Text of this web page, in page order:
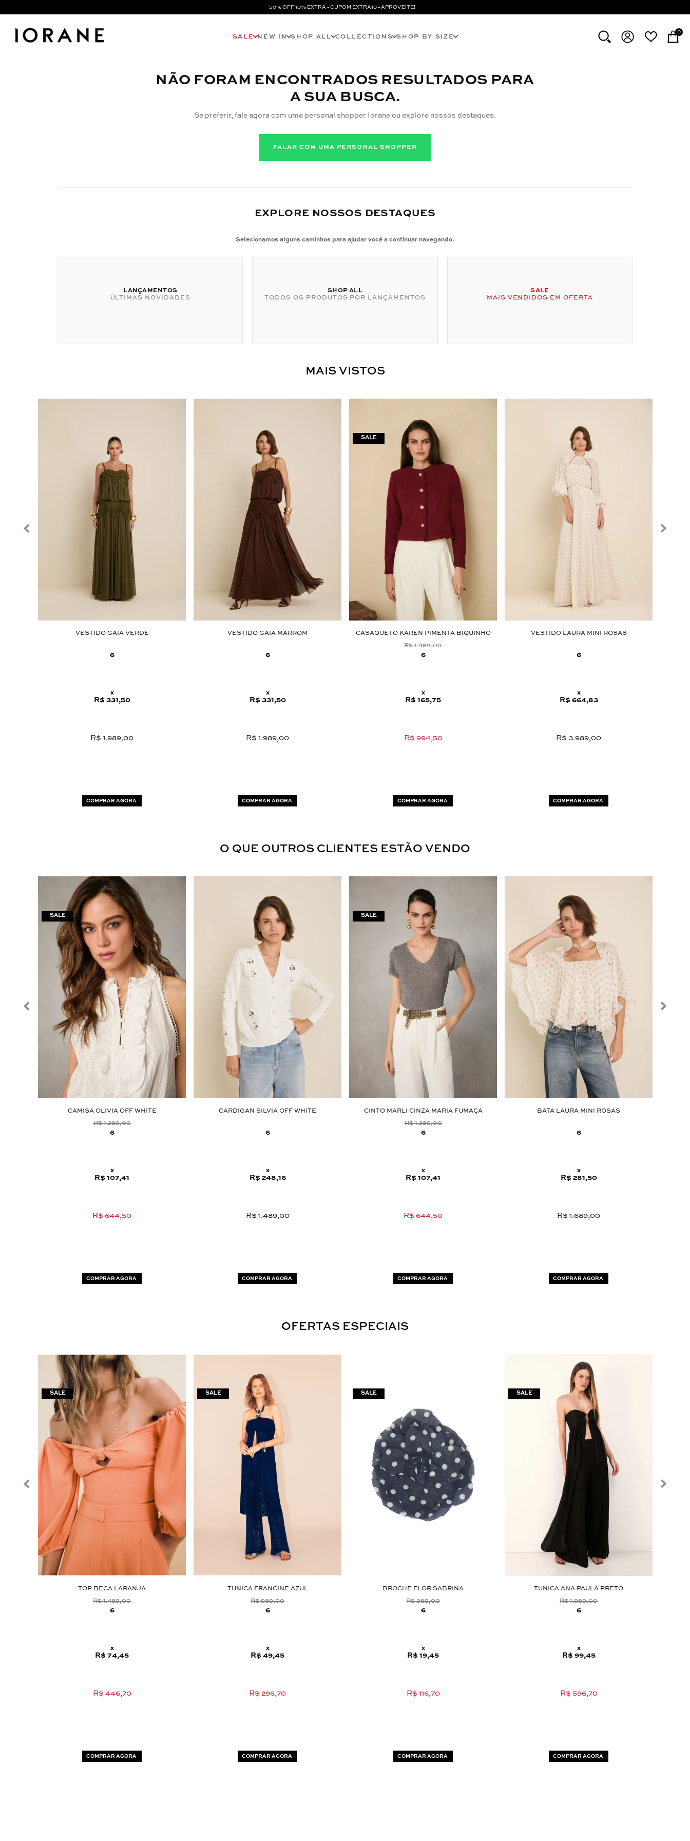
50% OFF 10% EXTRA • CUPOM EXTRA10 • APROVEITE!
SALE NEW IN SHOP ALL COLLECTIONS SHOP BY SIZE
0
NÃO FORAM ENCONTRADOS RESULTADOS PARA
A SUA BUSCA.
Se preferir, fale agora com uma personal shopper Iorane ou explore nossos destaques.
FALAR COM UMA PERSONAL SHOPPER
EXPLORE NOSSOS DESTAQUES
Selecionamos alguns caminhos para ajudar você a continuar navegando.
LANÇAMENTOS
ÚLTIMAS NOVIDADES
SHOP ALL
TODOS OS PRODUTOS POR LANÇAMENTOS
SALE
MAIS VENDIDOS EM OFERTA
MAIS VISTOS
VESTIDO GAIA VERDE
6
x
R$ 331,50
R$ 1.989,00
COMPRAR AGORA
VESTIDO GAIA MARROM
6
x
R$ 331,50
R$ 1.989,00
COMPRAR AGORA
CASAQUETO KAREN PIMENTA BIQUINHO
R$ 1.989,00
6
x
R$ 165,75
R$ 994,50
COMPRAR AGORA
VESTIDO LAURA MINI ROSAS
6
x
R$ 664,83
R$ 3.989,00
COMPRAR AGORA
O QUE OUTROS CLIENTES ESTÃO VENDO
CAMISA OLIVIA OFF WHITE
R$ 1.289,00
6
x
R$ 107,41
R$ 644,50
COMPRAR AGORA
CARDIGAN SILVIA OFF WHITE
6
x
R$ 248,16
R$ 1.489,00
COMPRAR AGORA
CINTO MARLI CINZA MARIA FUMAÇA
R$ 1.289,00
6
x
R$ 107,41
R$ 644,50
COMPRAR AGORA
BATA LAURA MINI ROSAS
6
x
R$ 281,50
R$ 1.689,00
COMPRAR AGORA
OFERTAS ESPECIAIS
TOP BECA LARANJA
R$ 1.489,00
6
x
R$ 74,45
R$ 446,70
COMPRAR AGORA
TUNICA FRANCINE AZUL
R$ 989,00
6
x
R$ 49,45
R$ 296,70
COMPRAR AGORA
BROCHE FLOR SABRINA
R$ 389,00
6
x
R$ 19,45
R$ 116,70
COMPRAR AGORA
TUNICA ANA PAULA PRETO
R$ 1.989,00
6
x
R$ 99,45
R$ 596,70
COMPRAR AGORA